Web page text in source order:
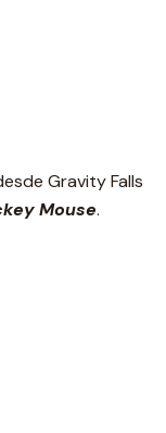
Gravity Falls
Mouse.